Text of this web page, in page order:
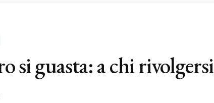
si guasta: a chi rivolgersi